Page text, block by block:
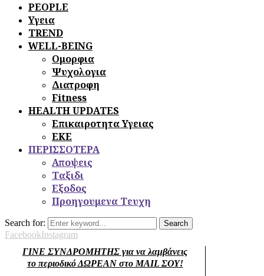
PEOPLE
Υγεια
TREND
WELL-BEING
Ομορφια
Ψυχολογια
Διατροφη
Fitness
HEALTH UPDATES
Επικαιροτητα Υγειας
ΕΚΕ
ΠΕΡΙΣΣΟΤΕΡΑ
Αποψεις
Ταξιδι
Εξοδος
Προηγουμενα Τευχη
Search for: Search
FacebookInstagram
ΓΙΝΕ ΣΥΝΔΡΟΜΗΤΗΣ για να λαμβάνεις
το περιοδικό ΔΩΡΕΑΝ στο MAIL ΣΟΥ!